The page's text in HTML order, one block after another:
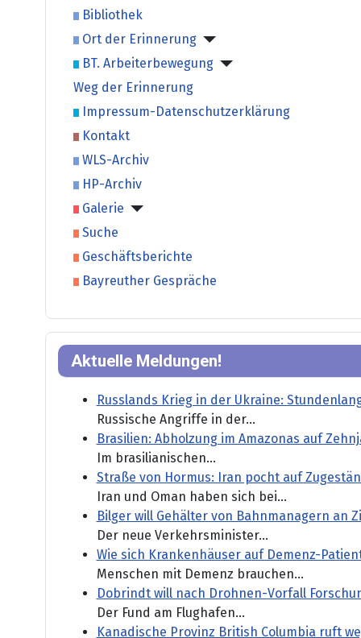
Bibliothek
Ort der Erinnerung
BT. Arbeiterbewegung
Weg der Erinnerung
Impressum-Datenschutzerklärung
Kontakt
WLS-Archiv
HP-Archiv
Galerie
Suche
Geschäftsberichte
Bayreuther Gespräche
Aktuelle Meldungen!
Russlands Krieg in der Ukraine:
Russische Angriffe in der...
Brasilien: Abholzung im Amazonas auf
Im brasilianischen...
Straße von Hormus: Iran pocht auf
Iran und Oman haben sich bei...
Bilger will Gehälter von Bahnmanagern an
Der neue Verkehrsminister...
Wie sich Krankenhäuser auf Demenz-
Menschen mit Demenz brauchen...
Dobrindt will nach Drohnen-Vorfall
Der Fund am Flughafen...
Kanadische Provinz British Columbia ruft